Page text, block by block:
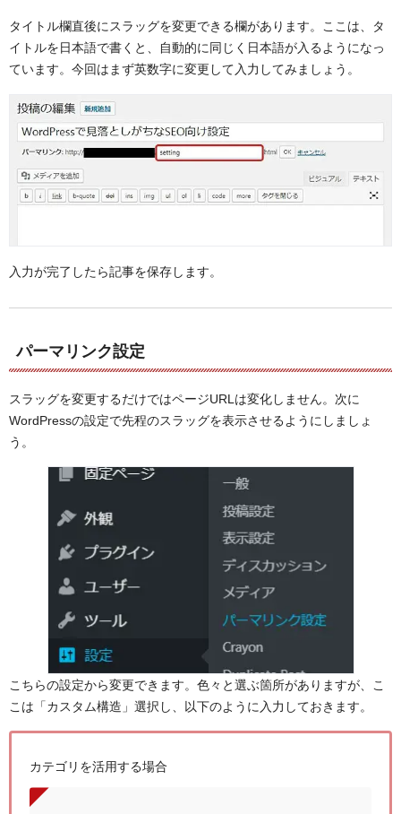
タイトル欄直後にスラッグを変更できる欄があります。ここは、タ
イトルを日本語で書くと、自動的に同じく日本語が入るようになっ
ています。今回はまず英数字に変更して入力してみましょう。
入力が完了したら記事を保存します。
パーマリンク設定
スラッグを変更するだけではページURLは変化しません。次に
WordPressの設定で先程のスラッグを表示させるようにしましょ
う。
こちらの設定から変更できます。色々と選ぶ箇所がありますが、こ
こは「カスタム構造」選択し、以下のように入力しておきます。
カテゴリを活用する場合